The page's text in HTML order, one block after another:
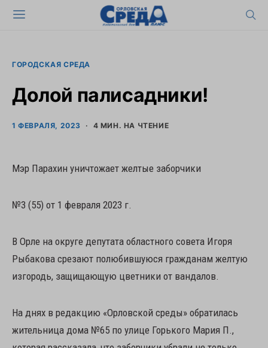
ГОРОДСКАЯ СРЕДА
Долой палисадники!
1 ФЕВРАЛЯ, 2023 4 МИН. НА ЧТЕНИЕ
Мэр Парахин уничтожает желтые заборчики
№3 (55) от 1 февраля 2023 г.
В Орле на округе депутата областного совета Игоря
Рыбакова срезают полюбившуюся гражданам желтую
изгородь, защищающую цветники от вандалов.
На днях в редакцию «Орловской среды» обратилась
жительница дома №65 по улице Горького Мария П.,